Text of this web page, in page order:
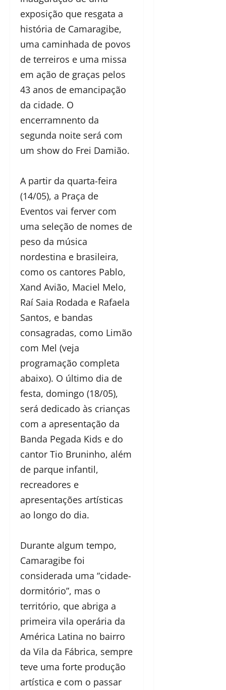
exposição que resgata a
história de Camaragibe,
uma caminhada de povos
de terreiros e uma missa
em ação de graças pelos
43 anos de emancipação
da cidade. O
encerramnento da
segunda noite será com
um show do Frei Damião.
A partir da quarta-feira
(14/05), a Praça de
Eventos vai ferver com
uma seleção de nomes de
peso da música
nordestina e brasileira,
como os cantores Pablo,
Xand Avião, Maciel Melo,
Raí Saia Rodada e Rafaela
Santos, e bandas
consagradas, como Limão
com Mel (veja
programação completa
abaixo). O último dia de
festa, domingo (18/05),
será dedicado às crianças
com a apresentação da
Banda Pegada Kids e do
cantor Tio Bruninho, além
de parque infantil,
recreadores e
apresentações artísticas
ao longo do dia.
Durante algum tempo,
Camaragibe foi
considerada uma “cidade-
dormitório”, mas o
território, que abriga a
primeira vila operária da
América Latina no bairro
da Vila da Fábrica, sempre
teve uma forte produção
artística e com o passar